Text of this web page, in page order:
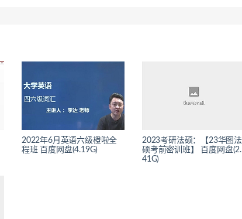
2022年6月英语六级橙啦全
程班 百度网盘(4.19G)
2023考研法硕：【23华图法
硕考前密训班】 百度网盘(2.
41G)